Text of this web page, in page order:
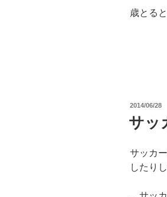
歳とる
投
日:
2014/06/28
サッ
サッカ
したり